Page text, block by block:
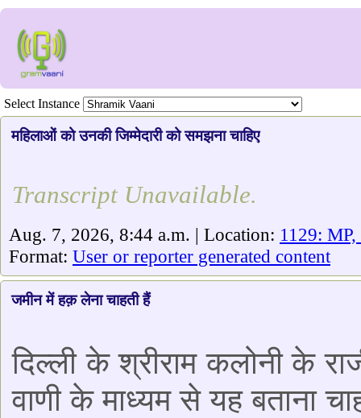
Select Instance
महिलाओं को उनकी जिम्मेदारी को समझना चाहिए
Transcript Unavailable.
Aug. 7, 2026, 8:44 a.m. | Location: 1129:
Format: User or reporter generated content
जमीन में हक़ लेना चाहती हैं
दिल्ली के श्रीराम कलोनी के
वाणी के माध्यम से यह बताना